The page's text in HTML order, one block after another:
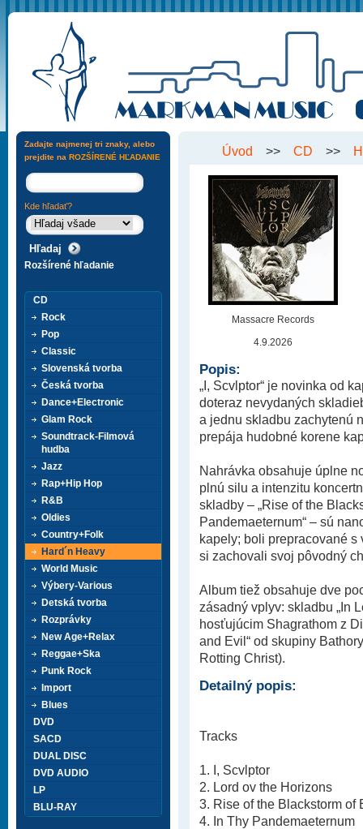
Úvod >> CD >>
Massacre Records
4.9.2026
Popis:
„I, Scvlptor“ je novinka od
doteraz nevydaných
a jednu skladbu zachytenú
prepája hudobné korene
Nahrávka obsahuje úplne
plnú silu a intenzitu
skladby – „Rise of the
Pandemaeternum“ – sú
kapely; boli prepracované
si zachovali svoj pôvodný
Album tiež obsahuje dve
zásadný vplyv: skladbu „In
hosťujúcim Shagrathom z
and Evil“ od skupiny
Rotting Christ).
Detailný popis:
Tracks
1. I, Scvlptor
2. Lord ov the Horizons
3. Rise of the Blackstorm of
4. In Thy Pandemaeternum
Zadajte najmenej tri znaky, alebo
prejdite na ROZŠÍRENÉ HĽADANIE
Kde hľadať?
Rozšírené hľadanie
CD
Rock
Pop
Classic
Slovenská tvorba
Česká tvorba
Dance+Electronic
Glam Rock
Soundtrack-Filmová
hudba
Jazz
Rap+Hip Hop
R&B
Oldies
Country+Folk
Hard´n Heavy
World Music
Výbery-Various
Detská tvorba
Rozprávky
New Age+Relax
Reggae+Ska
Punk Rock
Import
Blues
DVD
SACD
DUAL DISC
DVD AUDIO
LP
BLU-RAY